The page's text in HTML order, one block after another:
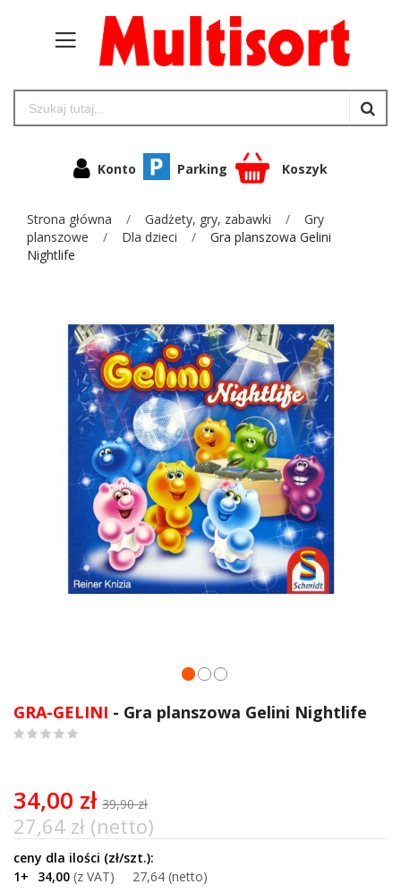
Konto Parking Koszyk
Strona główna Gadżety, gry, zabawki
Gry
planszowe
Dla dzieci
Gra planszowa Gelini
Nightlife
na
początek
GRA-GELINI - Gra planszowa Gelini Nightlife
34,00 zł 39,90 zł
27,64 zł (netto)
1+ 34,00 27,64